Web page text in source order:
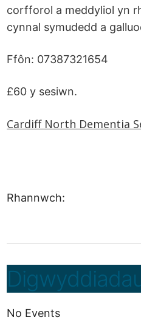
corfforol a meddyliol yn
cynnal symudedd a
Ffôn: 07387321654
£60 y sesiwn.
Cardiff North Dementia
Rhannwch:
No Events